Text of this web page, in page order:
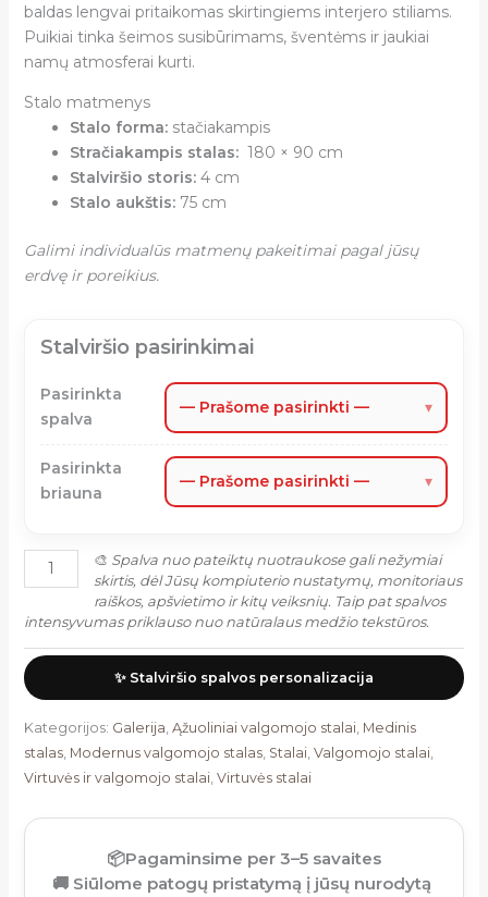
baldas lengvai pritaikomas skirtingiems interjero stiliams.
Puikiai tinka šeimos susibūrimams, šventėms ir jaukiai
namų atmosferai kurti.
Stalo matmenys
Stalo forma:stačiakampis
Stračiakampis stalas:180 × 90 cm
Stalviršio storis:4 cm
Stalo aukštis:75 cm
Galimi individualūs matmenų pakeitimai pagal jūsų
erdvę ir poreikius.
Stalviršio pasirinkimai
Pasirinkta
spalva
— Prašome pasirinkti — ▾
Pasirinkta
briauna
— Prašome pasirinkti — ▾
🎨 Spalva nuo pateiktų nuotraukose gali nežymiai
skirtis, dėl Jūsų kompiuterio nustatymų, monitoriaus
raiškos, apšvietimo ir kitų veiksnių. Taip pat spalvos
intensyvumas priklauso nuo natūralaus medžio tekstūros.
✨ Stalviršio spalvos personalizacija
Kategorijos: Galerija, Ąžuoliniai valgomojo stalai, Medinis
stalas, Modernus valgomojo stalas, Stalai, Valgomojo stalai,
Virtuvės ir valgomojo stalai, Virtuvės stalai
📦Pagaminsime per 3–5 savaites
🚚 Siūlome patogų pristatymą į jūsų nurodytą